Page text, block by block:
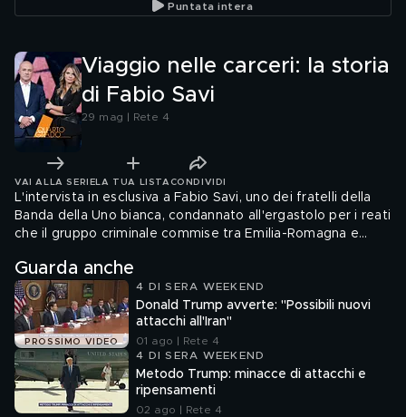
Sempio non parteciperà
Puntata intera
Viaggio nelle carceri: la storia
di Fabio Savi
29 mag | Rete 4
VAI ALLA SERIE LA TUA LISTA CONDIVIDI
L'intervista in esclusiva a Fabio Savi, uno dei fratelli della
Banda della Uno bianca, condannato all'ergastolo per i reati
che il gruppo criminale commise tra Emilia-Romagna e
Guarda anche
PROSSIMO VIDEO
4 DI SERA WEEKEND
Donald Trump avverte: "Possibili nuovi
attacchi all'Iran"
01 ago | Rete 4
4 DI SERA WEEKEND
Metodo Trump: minacce di attacchi e
ripensamenti
02 ago | Rete 4